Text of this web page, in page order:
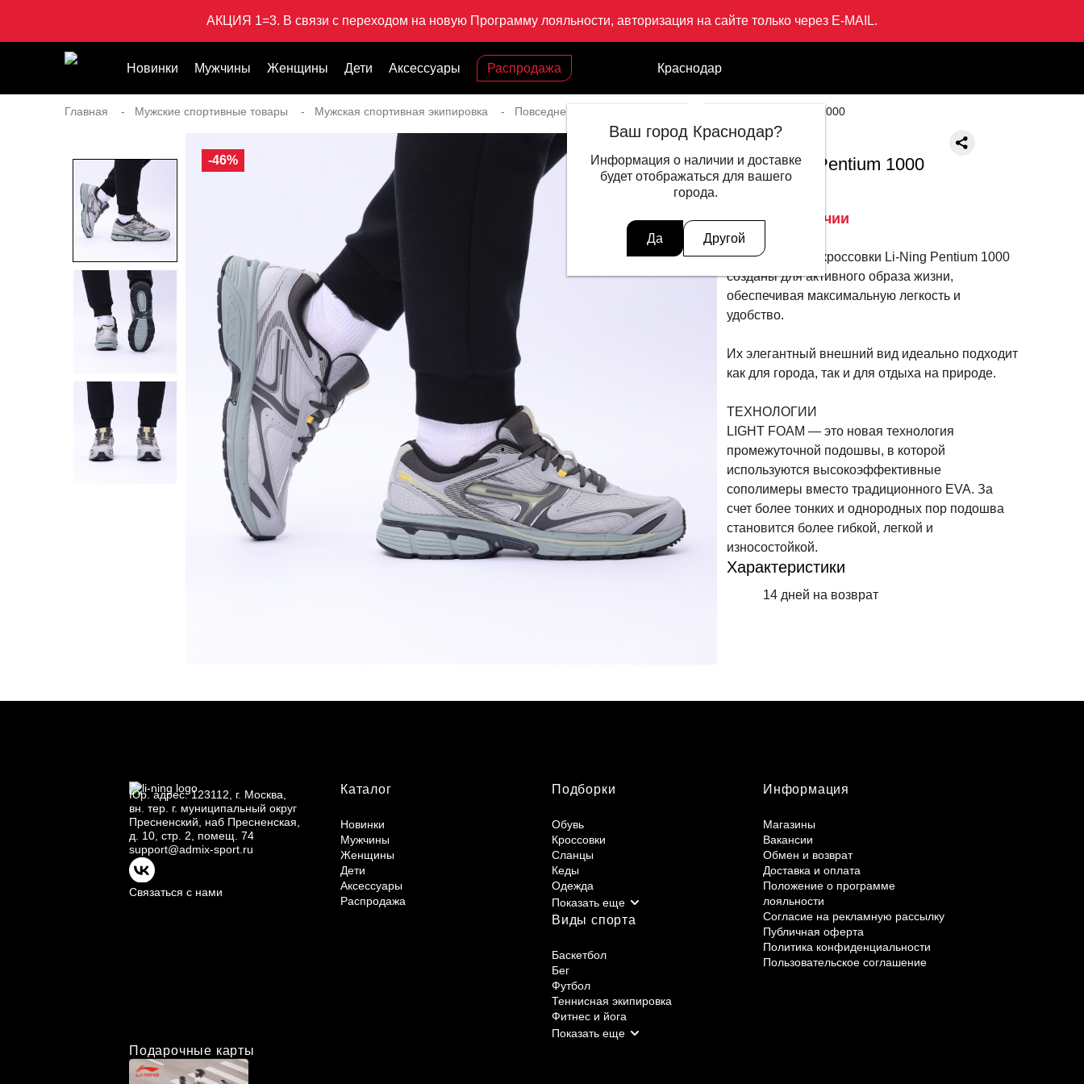
АКЦИЯ 1=3. В связи с переходом на новую Программу лояльности, авторизация на сайте только через E-MAIL.
Новинки Мужчины Женщины Дети Аксессуары Распродажа Краснодар
Ваш город Краснодар?
Информация о наличии и доставке
будет отображаться для вашего
города.
Да Другой
Главная Мужские спортивные товары Мужская спортивная экипировка Повседневный стиль для мужчин Кроссовки Pentium 1000
-46%
LI-NING
Кроссовки Pentium 1000
12 999 ₽
Нет в наличии
Описание
Повседневные кроссовки Li-Ning Pentium 1000
созданы для активного образа жизни,
обеспечивая максимальную легкость и
удобство.
Их элегантный внешний вид идеально подходит
как для города, так и для отдыха на природе.
ТЕХНОЛОГИИ
LIGHT FOAM — это новая технология
промежуточной подошвы, в которой
используются высокоэффективные
сополимеры вместо традиционного EVA. За
счет более тонких и однородных пор подошва
становится более гибкой, легкой и
износостойкой.
Характеристики
14 дней на возврат
Юр. адрес: 123112, г. Москва,
вн. тер. г. муниципальный округ
Пресненский, наб Пресненская,
д. 10, стр. 2, помещ. 74
support@admix-sport.ru
Связаться с нами
Каталог
Новинки
Мужчины
Женщины
Дети
Аксессуары
Распродажа
Подборки
Обувь
Кроссовки
Сланцы
Кеды
Одежда
Виды спорта
Баскетбол
Бег
Футбол
Теннисная экипировка
Фитнес и йога
Информация
Магазины
Вакансии
Обмен и возврат
Доставка и оплата
Положение о программе
лояльности
Согласие на рекламную рассылку
Публичная оферта
Политика конфиденциальности
Пользовательское соглашение
Подарочные карты